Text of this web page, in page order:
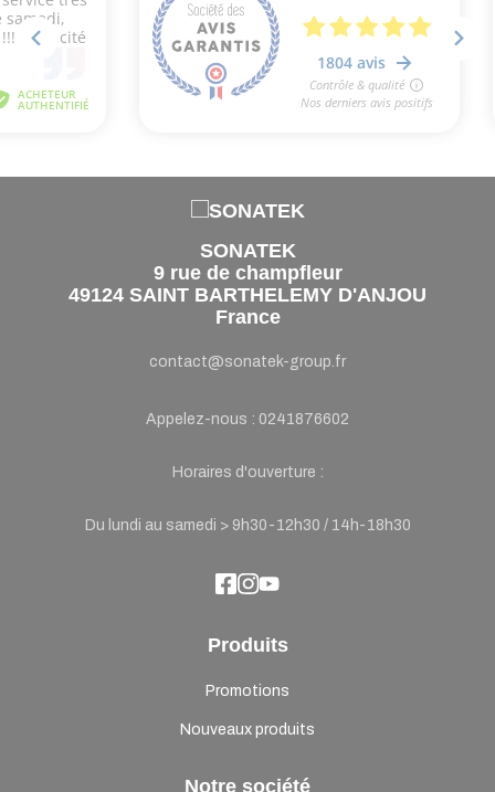
SONATEK
9 rue de champfleur
49124 SAINT BARTHELEMY D'ANJOU
France
contact@sonatek-group.fr
Appelez-nous : 0241876602
Horaires d'ouverture :
Du lundi au samedi > 9h30-12h30 / 14h-18h30
Produits
Promotions
Nouveaux produits
Notre société